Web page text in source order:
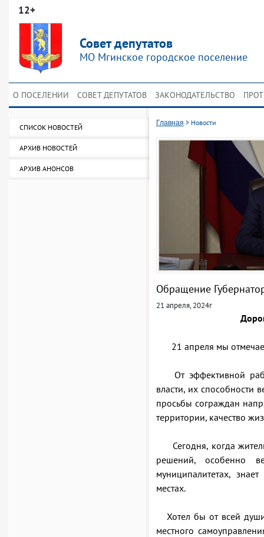
12+
Совет депутатов
МО Мгинское городское поселение
О ПОСЕЛЕНИИ СОВЕТ ДЕПУТАТОВ ЗАКОНОДАТЕЛЬСТВО
СПИСОК НОВОСТЕЙ
АРХИВ НОВОСТЕЙ
АРХИВ АНОНСОВ
Главная > Новости
Обращение
21 апреля, 2024г
21 апреля мы
От эффективной
власти, их способности
просьбы сограждан
территории, качество
Сегодня, когда
решений, особенно
муниципалитетах,
местах.
Хотел бы от всей души
местного